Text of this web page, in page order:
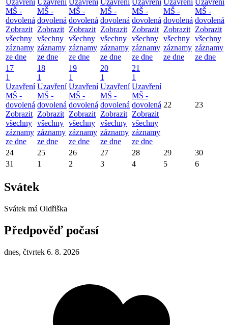
Uzavření
MŠ -
dovolená
Zobrazit
všechny
záznamy
ze dne
Uzavření
MŠ -
dovolená
Zobrazit
všechny
záznamy
ze dne
Uzavření
MŠ -
dovolená
Zobrazit
všechny
záznamy
ze dne
Uzavření
MŠ -
dovolená
Zobrazit
všechny
záznamy
ze dne
Uzavření
MŠ -
dovolená
Zobrazit
všechny
záznamy
ze dne
Uzavření
MŠ -
dovolená
Zobrazit
všechny
záznamy
ze dne
Uzavření
MŠ -
dovolená
Zobrazit
všechny
záznamy
ze dne
17
1
Uzavření
MŠ -
dovolená
Zobrazit
všechny
záznamy
ze dne
18
1
Uzavření
MŠ -
dovolená
Zobrazit
všechny
záznamy
ze dne
19
1
Uzavření
MŠ -
dovolená
Zobrazit
všechny
záznamy
ze dne
20
1
Uzavření
MŠ -
dovolená
Zobrazit
všechny
záznamy
ze dne
21
1
Uzavření
MŠ -
dovolená
Zobrazit
všechny
záznamy
ze dne
22 23
24 25 26 27 28 29
30
31
1 2 3 4 5 6
Svátek
Svátek má Oldřiška
Předpověď počasí
dnes, čtvrtek 6. 8. 2026